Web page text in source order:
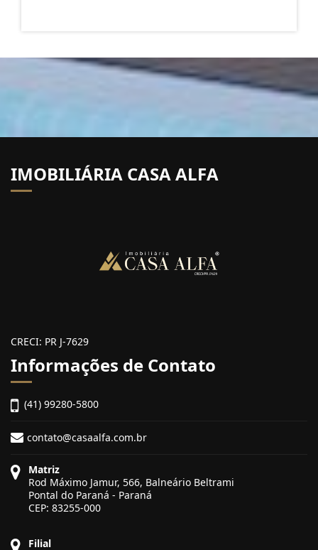
IMOBILIÁRIA CASA ALFA
CRECI: PR J-7629
Informações de Contato
(41) 99280-5800
contato@casaalfa.com.br
Matriz
Rod Máximo Jamur, 566, Balneário Beltrami
Pontal do Paraná - Paraná
CEP: 83255-000
Filial